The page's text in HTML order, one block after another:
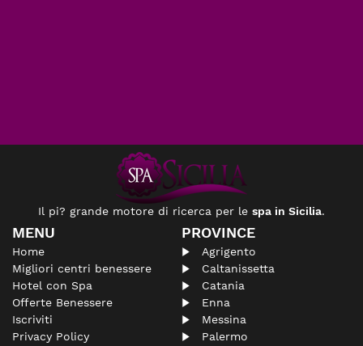
Il pi? grande motore di ricerca per le spa in Sicilia.
MENU
Home
Migliori centri benessere
Hotel con Spa
Offerte Benessere
Iscriviti
Privacy Policy
PROVINCE
Agrigento
Caltanissetta
Catania
Enna
Messina
Palermo